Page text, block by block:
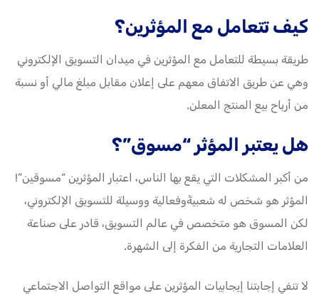
كيف تتعامل مع المؤثرين؟
طريقة بسيطة للتعامل مع المؤثرين في ميدان التسويق الإلكتروني
وهي عن طريق الاتفاق معهم على إعلان مقابل مبلغ مالي أو نسبة
من أرباح بيع المنتج المعلن.
هل يعتبر المؤثر “مسوق”؟
من أكبر المشكلات التي يقع بها الناس، اعتبار المؤثرين “مسوقين”!
المؤثر هو شخص له شعبيةًوفعالية ووسيلة للتسويق الإلكتروني،
لكن المسوق هو متخصص في عالم التسويق، قادر على صناعة
العلامات التجارية من الفكرة إلى الشهرة.
لا تنفي إجابتنا إيجابيات المؤثرين على مواقع التواصل الاجتماعي